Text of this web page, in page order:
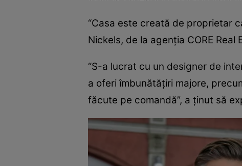
“Casa este creată de proprietar
Nickels, de la agenţia CORE
“S-a lucrat cu un designer de
a oferi îmbunătăţiri majore,
făcute pe comandă”, a ţinut să